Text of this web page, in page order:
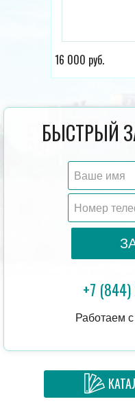
16 000 руб.
БЫСТРЫЙ
+7
Работаем